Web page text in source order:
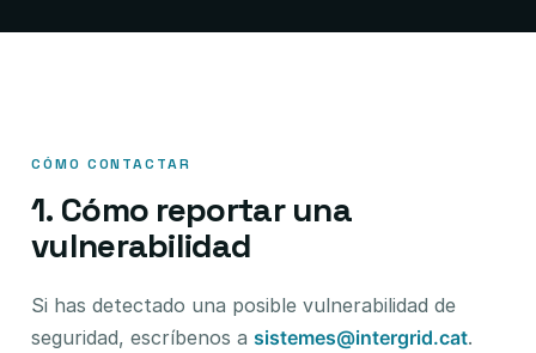
CÓMO CONTACTAR
1. Cómo reportar una
vulnerabilidad
Si has detectado una posible vulnerabilidad de
seguridad, escríbenos a sistemes@intergrid.cat.